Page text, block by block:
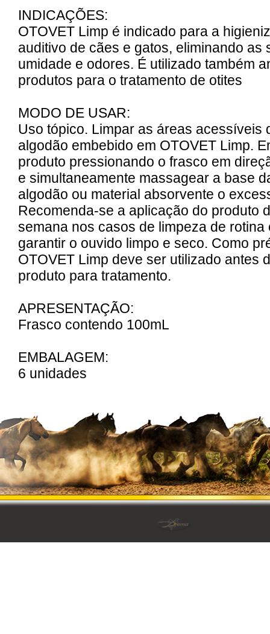
INDICAÇÕES:
OTOVET Limp é indicado para a
auditivo de cães e gatos, eliminando as
umidade e odores. É utilizado também
produtos para o tratamento de otites
MODO DE USAR:
Uso tópico. Limpar as áreas acessíveis
algodão embebido em OTOVET Limp.
produto pressionando o frasco em
e simultaneamente massagear a base
algodão ou material absorvente o
Recomenda-se a aplicação do produto
semana nos casos de limpeza de
garantir o ouvido limpo e seco. Como
OTOVET Limp deve ser utilizado antes
produto para tratamento.
APRESENTAÇÃO:
Frasco contendo 100mL
EMBALAGEM:
6 unidades